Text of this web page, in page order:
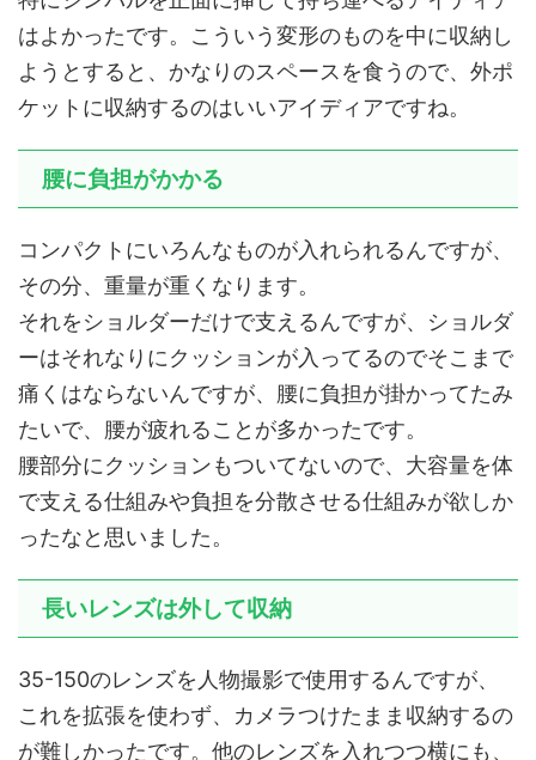
はよかったです。こういう変形のものを中に収納し
ようとすると、かなりのスペースを食うので、外ポ
ケットに収納するのはいいアイディアですね。
腰に負担がかかる
コンパクトにいろんなものが入れられるんですが、
その分、重量が重くなります。
それをショルダーだけで支えるんですが、ショルダ
ーはそれなりにクッションが入ってるのでそこまで
痛くはならないんですが、腰に負担が掛かってたみ
たいで、腰が疲れることが多かったです。
腰部分にクッションもついてないので、大容量を体
で支える仕組みや負担を分散させる仕組みが欲しか
ったなと思いました。
長いレンズは外して収納
35-150のレンズを人物撮影で使用するんですが、
これを拡張を使わず、カメラつけたまま収納するの
が難しかったです。他のレンズを入れつつ横にも、